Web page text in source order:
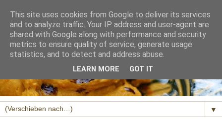
▼
This site uses cookies from Google to deliver its services
and to analyze traffic. Your IP address and user-agent are
shared with Google along with performance and security
metrics to ensure quality of service, generate usage
statistics, and to detect and address abuse.
LEARN MORE GOT IT